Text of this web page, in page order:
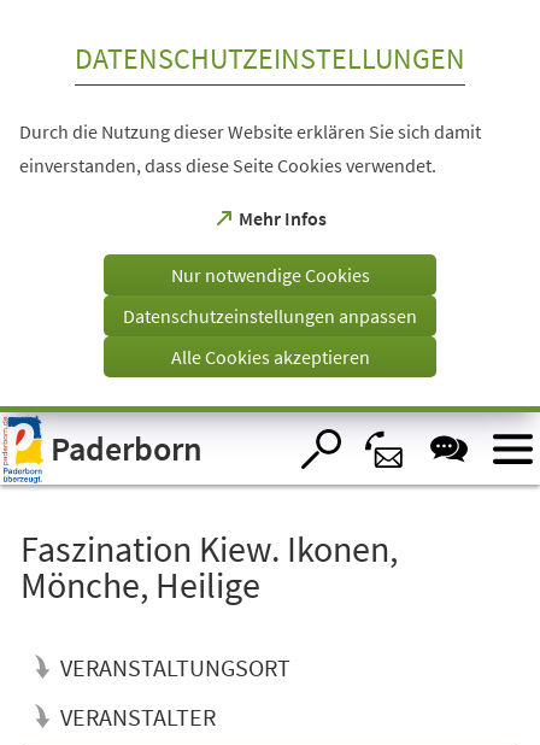
Visuelle
Assistenzsoftware
öffnen.
DATENSCHUTZEINSTELLUNGEN
Durch die Nutzung dieser Website erklären Sie sich damit
einverstanden, dass diese Seite Cookies verwendet.
Mehr Infos
(Öffnet
einem
Tab)
Nur notwendige Cookies
Datenschutzeinstellungen anpassen
Alle Cookies akzeptieren
Paderborn
Faszination Kiew. Ikonen,
Mönche, Heilige
VERANSTALTUNGSORT
VERANSTALTER